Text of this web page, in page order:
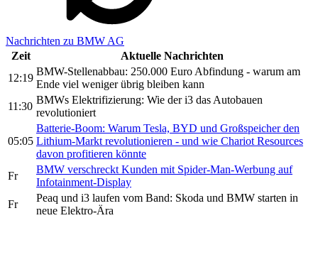
Nachrichten zu BMW AG
Zeit
Aktuelle Nachrichten
12:19
BMW-Stellenabbau: 250.000 Euro Abfindung - warum am
Ende viel weniger übrig bleiben kann
11:30
BMWs Elektrifizierung: Wie der i3 das Autobauen
revolutioniert
05:05
Batterie-Boom: Warum Tesla, BYD und Großspeicher den
Lithium-Markt revolutionieren - und wie Chariot Resources
davon profitieren könnte
Fr
BMW verschreckt Kunden mit Spider-Man-Werbung auf
Infotainment-Display
Fr
Peaq und i3 laufen vom Band: Skoda und BMW starten in
neue Elektro-Ära